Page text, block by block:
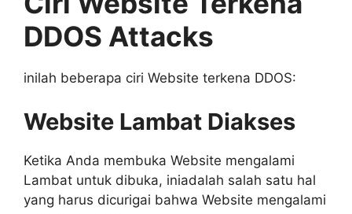
DDOS Attacks
inilah beberapa ciri Website terkena DDOS:
Website Lambat Diakses
Ketika Anda membuka Website mengalami
Lambat untuk dibuka, iniadalah salah satu hal
yang harus dicurigai bahwa Website mengalami